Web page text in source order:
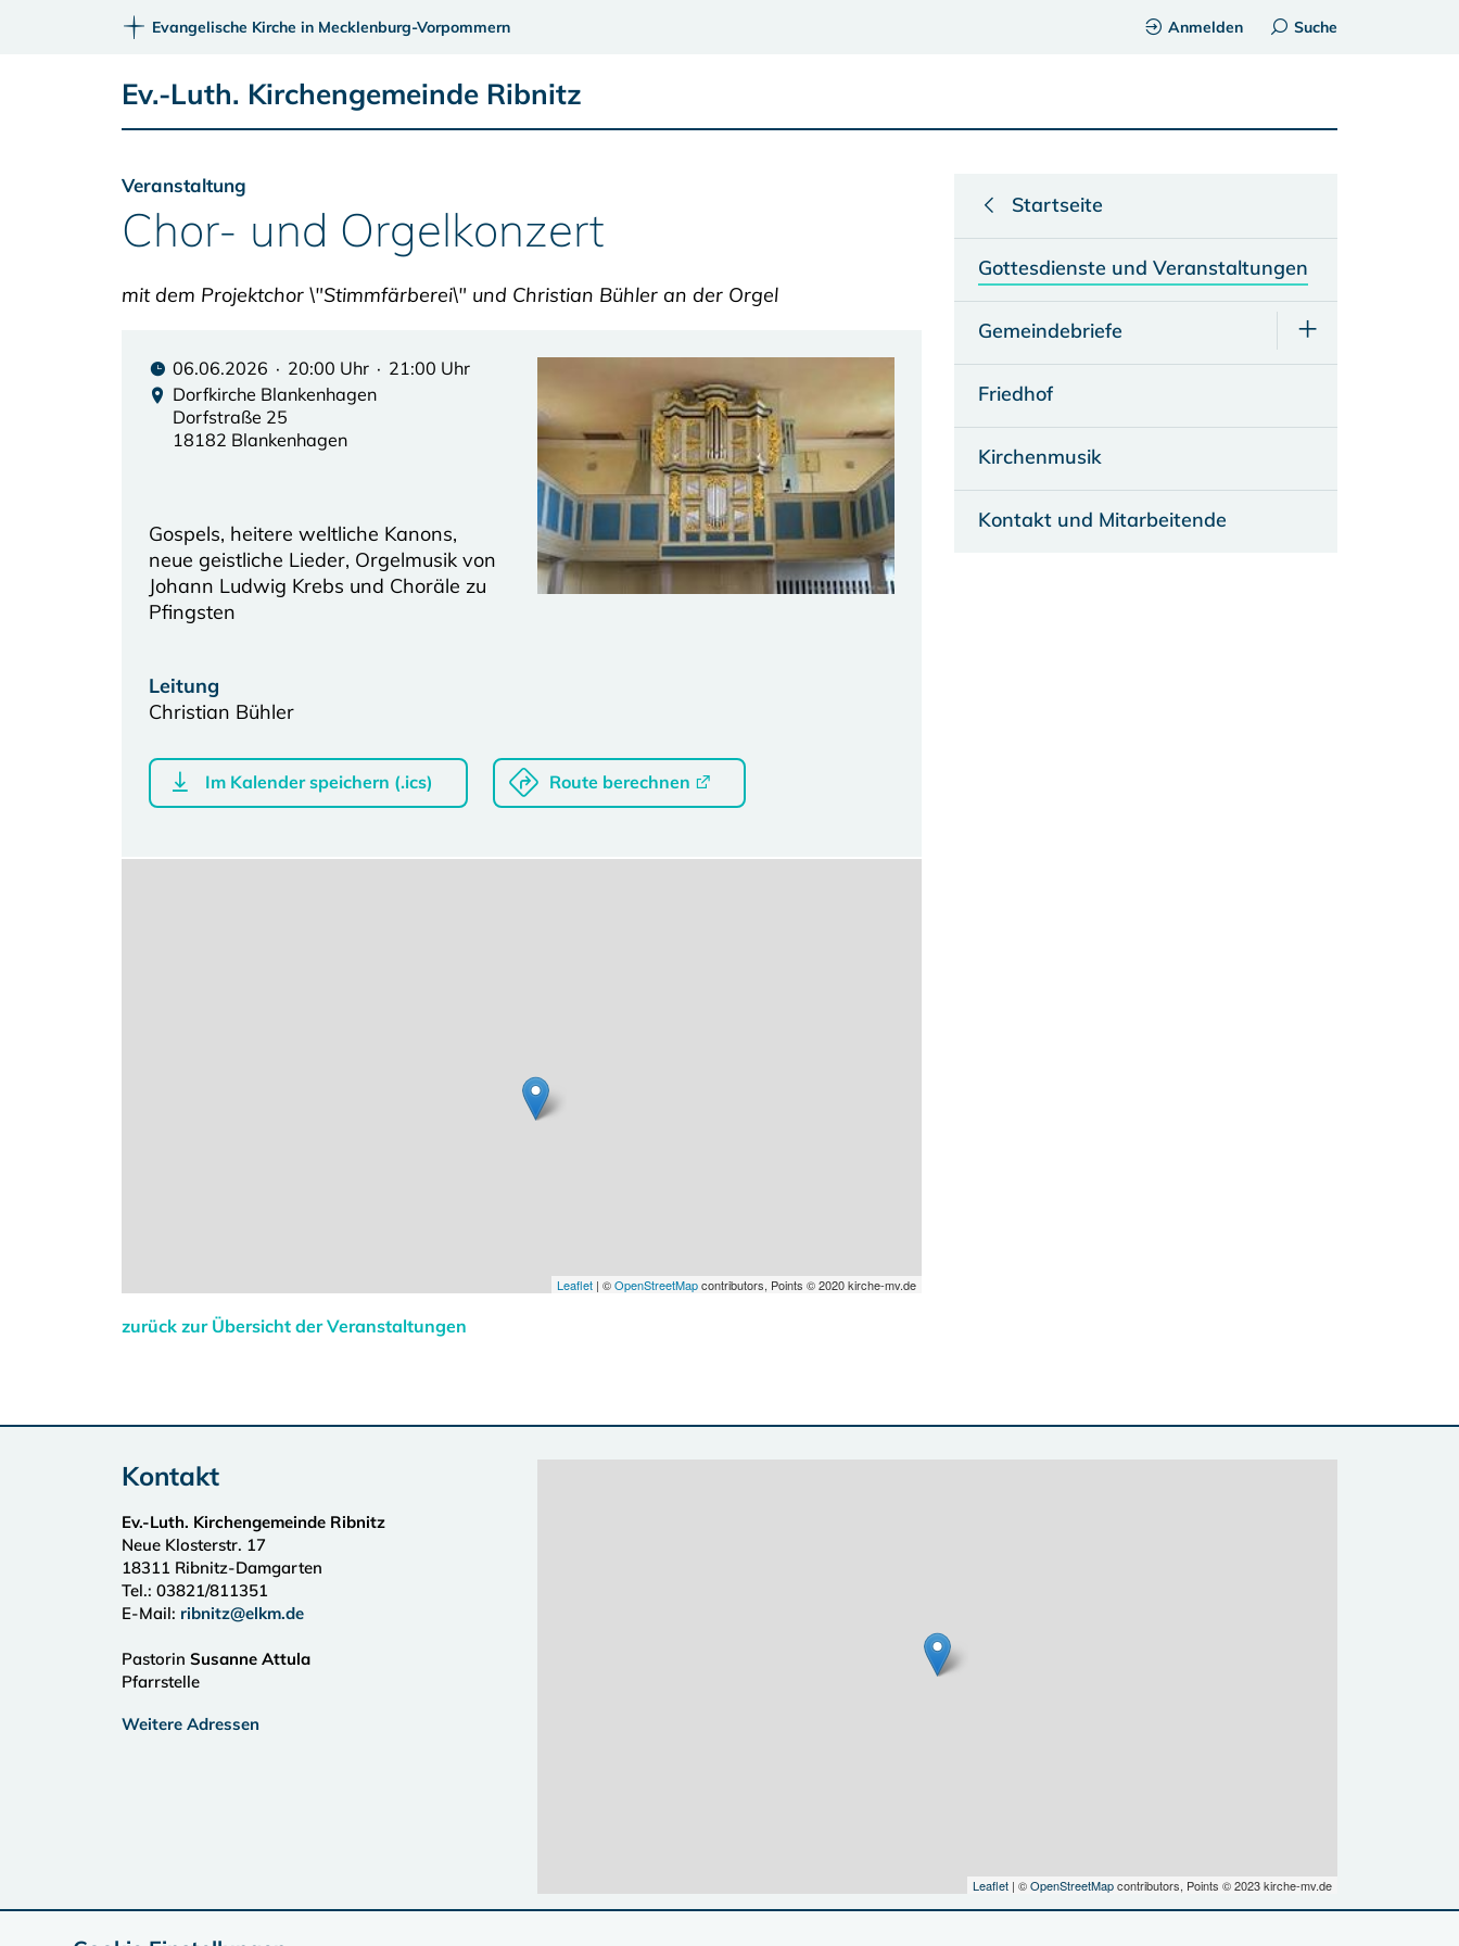
Evangelische Kirche in Mecklenburg-Vorpommern Anmelden Suche
Ev.-Luth. Kirchengemeinde Ribnitz
Veranstaltung
Chor- und Orgelkonzert
mit dem Projektchor \"Stimmfärberei\" und Christian Bühler an der Orgel
06.06.2026 · 20:00 Uhr · 21:00 Uhr
Dorfkirche Blankenhagen
Dorfstraße 25
18182 Blankenhagen
Gospels, heitere weltliche Kanons,
neue geistliche Lieder, Orgelmusik von
Johann Ludwig Krebs und Choräle zu
Pfingsten
Leitung
Christian Bühler
Im Kalender speichern (.ics) Route berechnen
Leaflet| ©OpenStreetMapcontributors, Points © 2020 kirche-mv.de
zurück zur Übersicht der Veranstaltungen
Startseite
Gottesdienste und Veranstaltungen
Gemeindebriefe
Friedhof
Kirchenmusik
Kontakt und Mitarbeitende
Kontakt
Ev.-Luth. Kirchengemeinde Ribnitz
Neue Klosterstr. 17
18311 Ribnitz-Damgarten
Tel.: 03821/811351
E-Mail: ribnitz@elkm.de
Pastorin Susanne Attula
Pfarrstelle
Weitere Adressen
Leaflet| ©OpenStreetMapcontributors, Points © 2023 kirche-mv.de